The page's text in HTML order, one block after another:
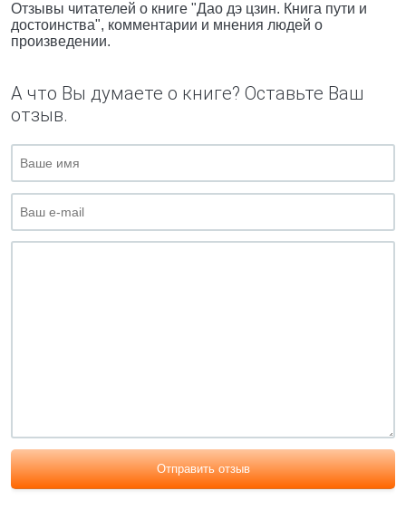
Отзывы читателей о книге "Дао дэ цзин. Книга пути и
достоинства", комментарии и мнения людей о
произведении.
А что Вы думаете о книге? Оставьте Ваш
отзыв.
Отправить отзыв